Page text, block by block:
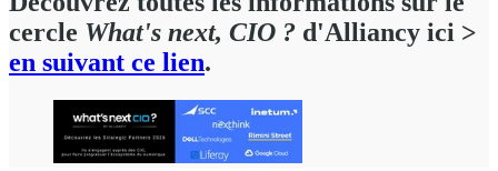
cercle What's next, CIO ? d'Alliancy ici >
en suivant ce lien.